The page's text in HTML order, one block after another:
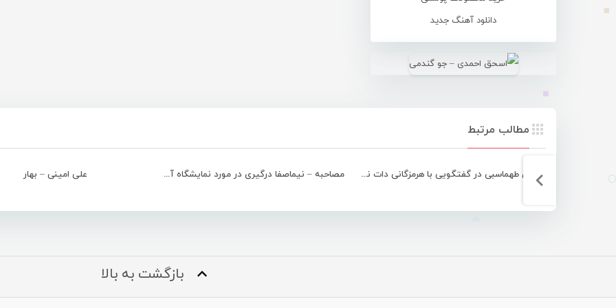
دانلود آهنگ جدید
مطالب مرتبط
بهمن طهماسبی در گفتگویی با هرمزگانی دات نت مصاحبه – نیماصفا درگیری در مورد نمایشگاه آثار تاریخی خاندان صفا علی امینی – بهار
بازگشت به بالا